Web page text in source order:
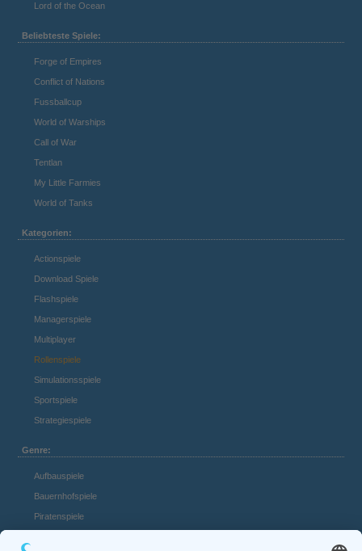
Lord of the Ocean
Beliebteste Spiele:
Forge of Empires
Conflict of Nations
Fussballcup
World of Warships
Call of War
Tentlan
My Little Farmies
World of Tanks
Kategorien:
Actionspiele
Download Spiele
Flashspiele
Managerspiele
Multiplayer
Rollenspiele
Simulationsspiele
Sportspiele
Strategiespiele
Genre:
Aufbauspiele
Bauernhofspiele
Piratenspiele